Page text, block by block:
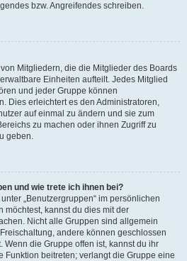
bzw. Angreifendes schreiben.
Mitgliedern, die die Mitglieder des Boards
Einheiten aufteilt. Jedes Mitglied
und jeder Gruppe können
Dies erleichtert es den Administratoren,
auf einmal zu ändern und sie zum
zu machen oder ihnen Zugriff zu
geben.
und wie trete ich ihnen bei?
„Benutzergruppen“ im persönlichen
möchtest, kannst du dies mit der
Nicht alle Gruppen sind allgemein
andere können geschlossen
Wenn die Gruppe offen ist, kannst du ihr
Funktion beitreten; verlangt die Gruppe eine